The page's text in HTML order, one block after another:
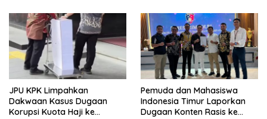
JPU KPK Limpahkan
Dakwaan Kasus Dugaan
Korupsi Kuota Haji ke
Pemuda dan Mahasiswa
Indonesia Timur Laporkan
Dugaan Konten Rasis ke